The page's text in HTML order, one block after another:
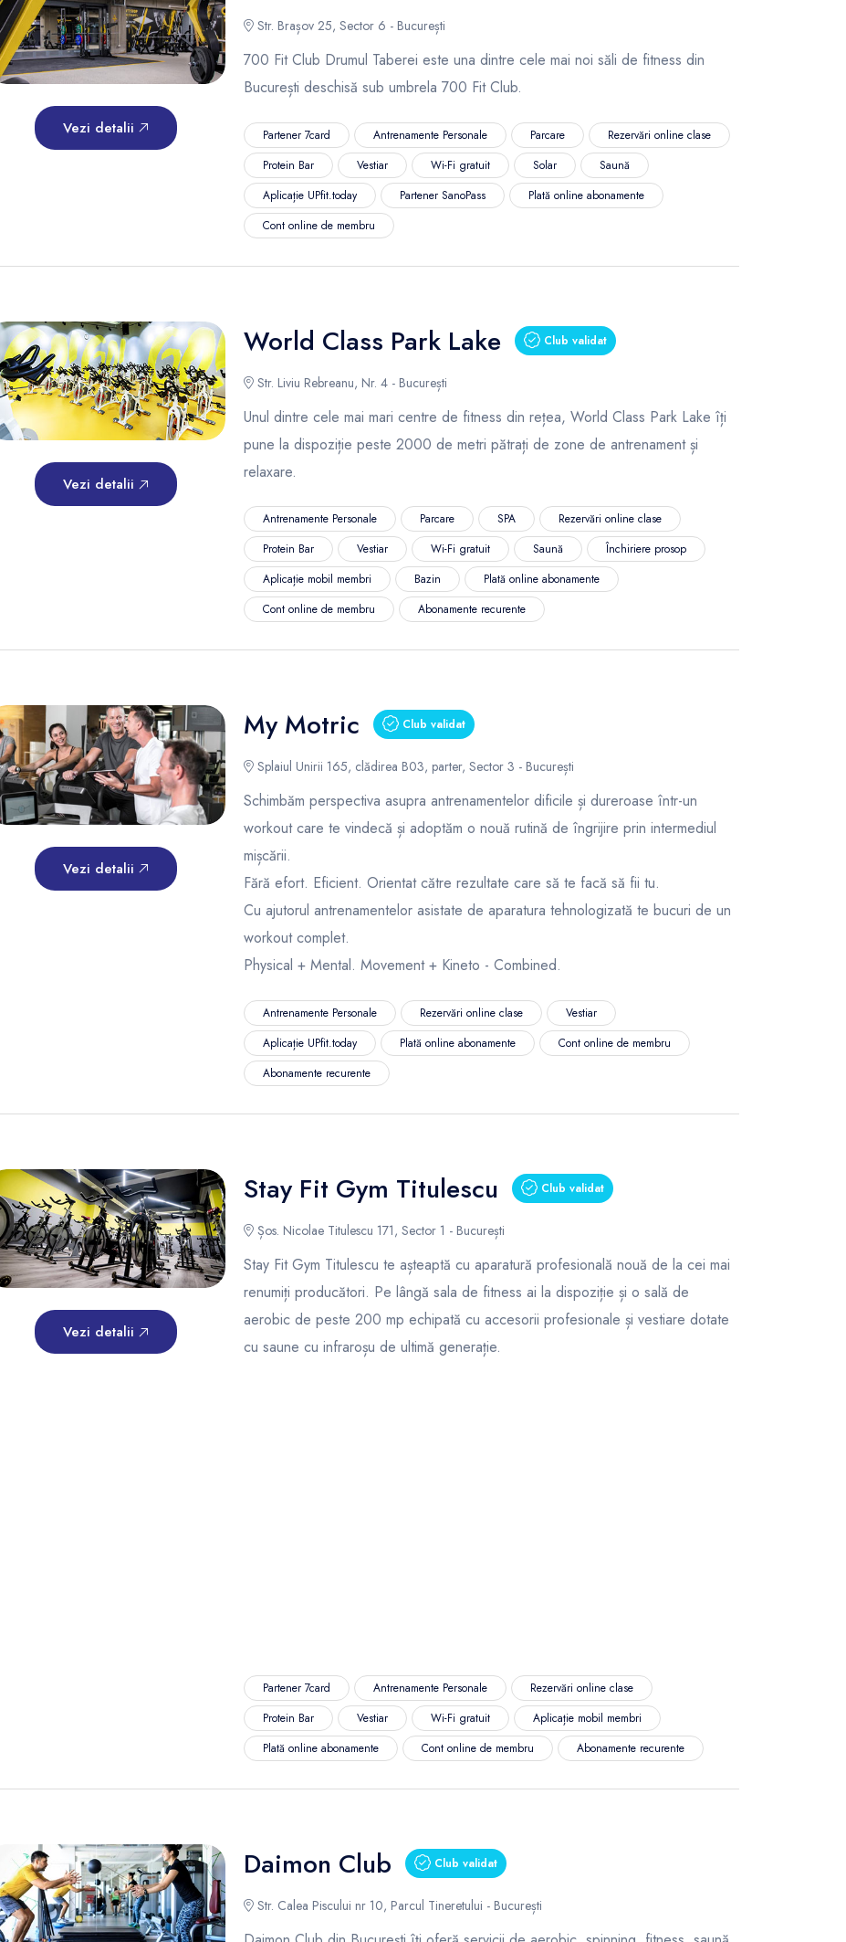
Vezi detalii
Str. Brașov 25, Sector 6 - București
700 Fit Club Drumul Taberei este una dintre cele mai noi săli de fitness din
București deschisă sub umbrela 700 Fit Club.
Partener 7card Antrenamente Personale Parcare
Rezervări online clase
Protein Bar
Vestiar Wi-Fi gratuit Solar
Saună
Aplicație UPfit.today
Partener SanoPass
Plată online abonamente
Cont online de membru
Vezi detalii
World Class Park Lake Club validat
Str. Liviu Rebreanu, Nr. 4 - București
Unul dintre cele mai mari centre de fitness din rețea, World Class Park Lake îți
pune la dispoziție peste 2000 de metri pătrați de zone de antrenament și
relaxare.
Antrenamente Personale Parcare SPA
Rezervări online clase
Protein Bar
Vestiar Wi-Fi gratuit Saună
Închiriere prosop
Aplicație mobil membri
Bazin
Plată online abonamente
Cont online de membru
Abonamente recurente
Vezi detalii
My Motric Club validat
Splaiul Unirii 165, clădirea B03, parter, Sector 3 - București
Schimbăm perspectiva asupra antrenamentelor dificile și dureroase într-un
workout care te vindecă și adoptăm o nouă rutină de îngrijire prin intermediul
mișcării.
Fără efort. Eficient. Orientat către rezultate care să te facă să fii tu.
Cu ajutorul antrenamentelor asistate de aparatura tehnologizată te bucuri de un
workout complet.
Physical + Mental. Movement + Kineto - Combined.
Antrenamente Personale Rezervări online clase
Vestiar
Aplicație UPfit.today
Plată online abonamente
Cont online de membru
Abonamente recurente
Vezi detalii
Stay Fit Gym Titulescu Club validat
Șos. Nicolae Titulescu 171, Sector 1 - București
Stay Fit Gym Titulescu te așteaptă cu aparatură profesională nouă de la cei mai
renumiți producători. Pe lângă sala de fitness ai la dispoziție și o sală de
aerobic de peste 200 mp echipată cu accesorii profesionale și vestiare dotate
cu saune cu infraroșu de ultimă generație.
Partener 7card Antrenamente Personale
Rezervări online clase
Protein Bar
Vestiar Wi-Fi gratuit
Aplicație mobil membri
Plată online abonamente
Cont online de membru Abonamente recurente
Daimon Club Club validat
Str. Calea Piscului nr 10, Parcul Tineretului - București